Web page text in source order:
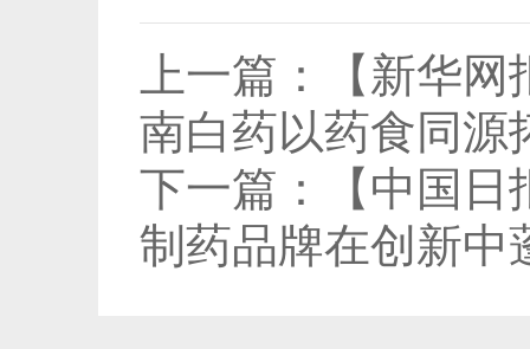
上一篇：
【新华
南白药以药食同源
下一篇：
【中国
制药品牌在创新中